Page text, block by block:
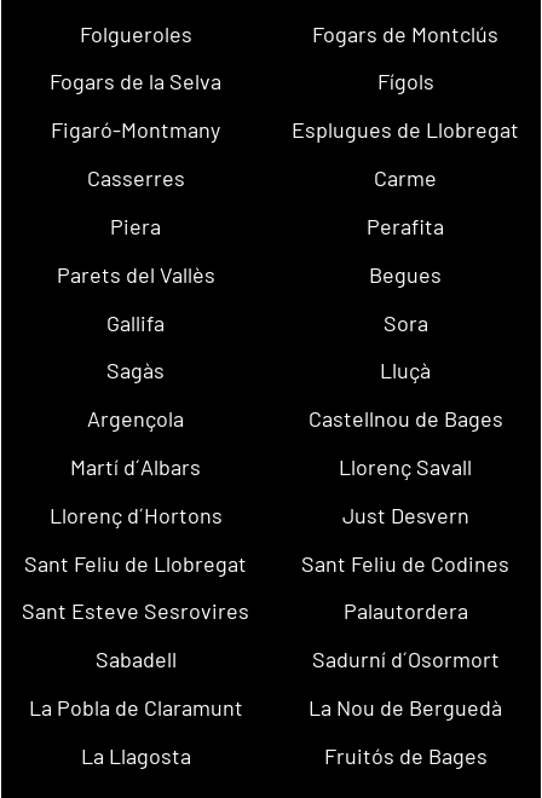
Folgueroles
Fogars de Montclús
Fogars de la Selva
Fígols
Figaró-Montmany
Esplugues de Llobregat
Casserres
Carme
Piera
Perafita
Parets del Vallès
Begues
Gallifa
Sora
Sagàs
Lluçà
Argençola
Castellnou de Bages
Martí d´Albars
Llorenç Savall
Llorenç d´Hortons
Just Desvern
Sant Feliu de Llobregat
Sant Feliu de Codines
Sant Esteve Sesrovires
Palautordera
Sabadell
Sadurní d´Osormort
La Pobla de Claramunt
La Nou de Berguedà
La Llagosta
Fruitós de Bages